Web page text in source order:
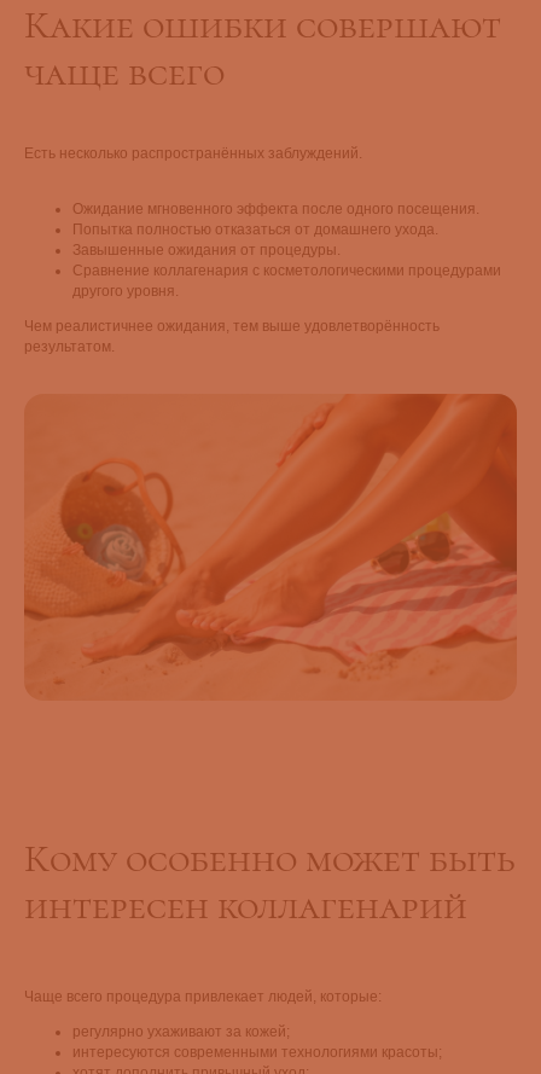
Какие ошибки совершают
чаще всего
Есть несколько распространённых заблуждений.
Ожидание мгновенного эффекта после одного посещения.
Попытка полностью отказаться от домашнего ухода.
Завышенные ожидания от процедуры.
Сравнение коллагенария с косметологическими процедурами
другого уровня.
Чем реалистичнее ожидания, тем выше удовлетворённость
результатом.
Кому особенно может быть
интересен коллагенарий
Чаще всего процедура привлекает людей, которые:
регулярно ухаживают за кожей;
интересуются современными технологиями красоты;